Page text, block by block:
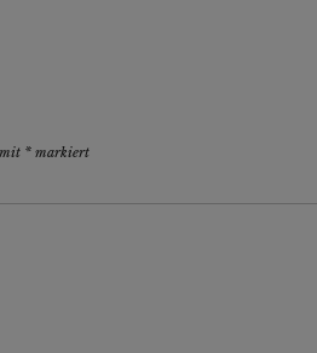
* markiert